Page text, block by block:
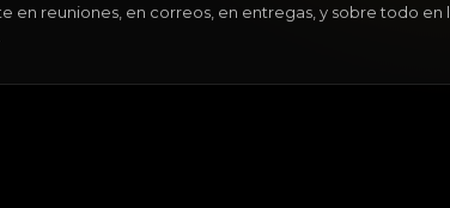
en reuniones, en correos, en entregas, y sobre todo en